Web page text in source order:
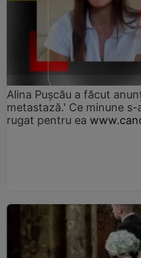
Alina Pușcău a făcut
metastază.' Ce minune
rugat pentru ea